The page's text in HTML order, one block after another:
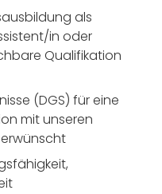
als
in oder
Qualifikation
(DGS) für eine
mit unseren